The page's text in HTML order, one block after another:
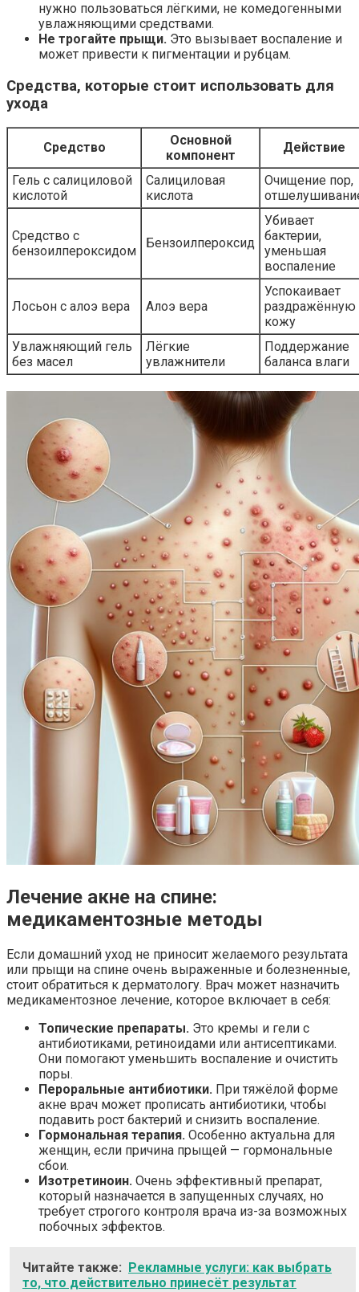
нужно пользоваться лёгкими, не комедогенными
увлажняющими средствами.
Не трогайте прыщи. Это вызывает воспаление и
может привести к пигментации и рубцам.
Средства, которые стоит использовать для
ухода
Средство
Основной
компонент
Действие
Гель с салициловой
кислотой
Салициловая
кислота
Очищение пор,
Средство с
бензоилпероксидом
Бензоилпероксид
Убивает
бактерии,
уменьшая
воспаление
Лосьон с алоэ вера Алоэ вера
Успокаивает
раздражённую
кожу
Увлажняющий гель
без масел
Лёгкие
увлажнители
Поддержание
баланса влаги
Лечение акне на спине:
медикаментозные методы
Если домашний уход не приносит желаемого результата
или прыщи на спине очень выраженные и болезненные,
стоит обратиться к дерматологу. Врач может назначить
медикаментозное лечение, которое включает в себя:
Топические препараты. Это кремы и гели с
антибиотиками, ретиноидами или антисептиками.
Они помогают уменьшить воспаление и очистить
поры.
Пероральные антибиотики. При тяжёлой форме
акне врач может прописать антибиотики, чтобы
подавить рост бактерий и снизить воспаление.
Гормональная терапия. Особенно актуальна для
женщин, если причина прыщей — гормональные
сбои.
Изотретиноин. Очень эффективный препарат,
который назначается в запущенных случаях, но
требует строгого контроля врача из-за возможных
побочных эффектов.
Читайте также: Рекламные услуги: как выбрать
то, что действительно принесёт результат